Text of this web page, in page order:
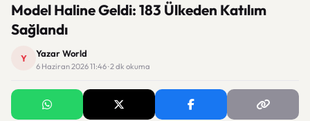
Model Haline Geldi: 183 Ülkeden Katılım
Sağlandı
Y Yazar World
6 Haziran 2026 11:46 · 2 dk okuma